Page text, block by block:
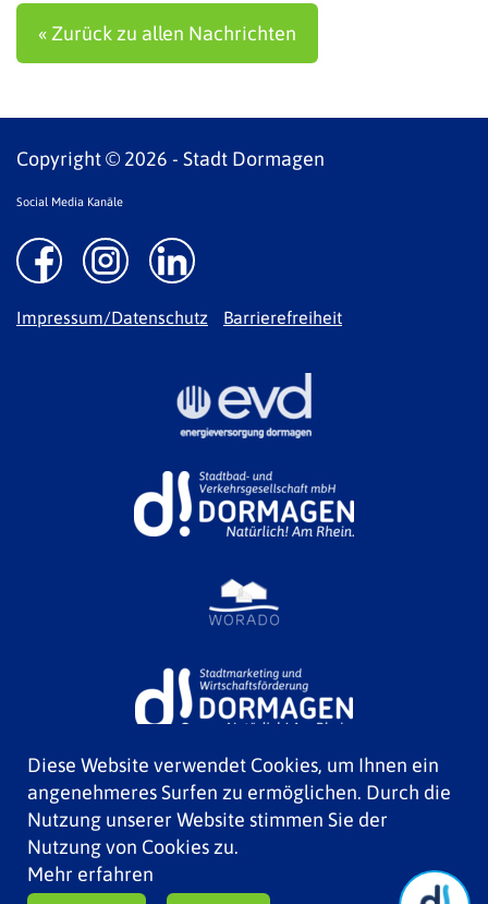
« Zurück zu allen Nachrichten
Diese Website verwendet Cookies, um Ihnen ein
angenehmeres Surfen zu ermöglichen. Durch die
Nutzung unserer Website stimmen Sie der
Nutzung von Cookies zu.
Mehr erfahren
Copyright © 2026 - Stadt Dormagen
Social Media Kanäle
Impressum/Datenschutz Barrierefreiheit